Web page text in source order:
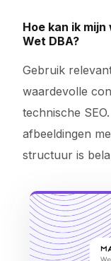
Hoe kan ik
Wet DBA?
Gebruik
waardevolle
technische
afbeeldingen
structuur is